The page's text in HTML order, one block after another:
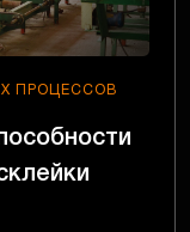
ПРОЦЕССОВ